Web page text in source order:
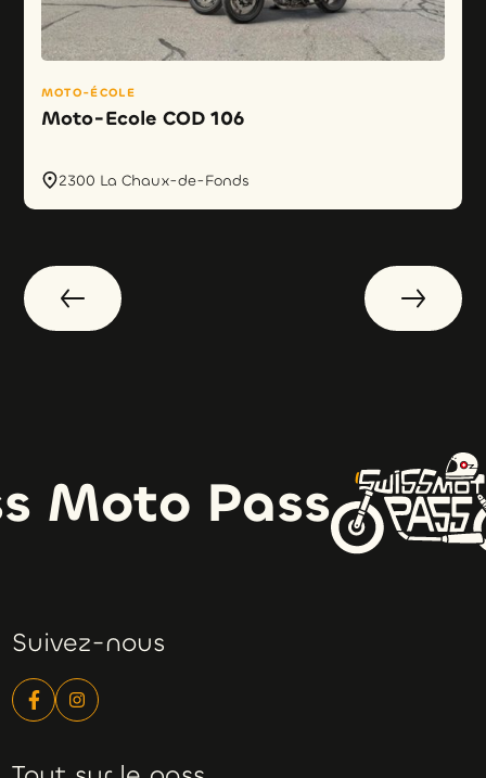
MOTO-ÉCOLE
Moto-Ecole COD 106
2300 La Chaux-de-Fonds
Moto Pass
Suivez-nous